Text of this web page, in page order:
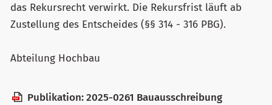
das Rekursrecht verwirkt. Die Rekursfrist läuft ab
Zustellung des Entscheides (§§ 314 - 316 PBG).
Abteilung Hochbau
Publikation: 2025-0261 Bauausschreibung